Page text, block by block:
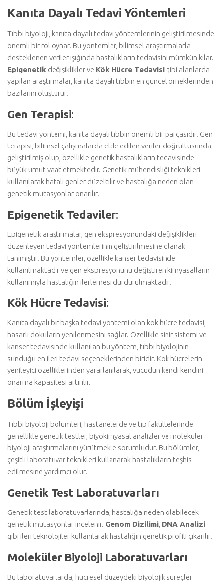
Kanıta Dayalı Tedavi Yöntemleri
Tıbbi biyoloji, kanıta dayalı tedavi yöntemlerinin geliştirilmesinde
önemli bir rol oynar. Bu yöntemler, bilimsel araştırmalarla
desteklenen veriler ışığında hastalıkların tedavisini mümkün kılar.
Epigenetik değişiklikler ve Kök Hücre Tedavisi gibi alanlarda
yapılan araştırmalar, kanıta dayalı tıbbın en güncel örneklerinden
bazılarını oluşturur.
Gen Terapisi:
Bu tedavi yöntemi, kanıta dayalı tıbbın önemli bir parçasıdır. Gen
terapisi, bilimsel çalışmalarda elde edilen veriler doğrultusunda
geliştirilmiş olup, özellikle genetik hastalıkların tedavisinde
büyük umut vaat etmektedir. Genetik mühendisliği teknikleri
kullanılarak hatalı genler düzeltilir ve hastalığa neden olan
genetik mutasyonlar onarılır.
Epigenetik Tedaviler:
Epigenetik araştırmalar, gen ekspresyonundaki değişiklikleri
düzenleyen tedavi yöntemlerinin geliştirilmesine olanak
tanımıştır. Bu yöntemler, özellikle kanser tedavisinde
kullanılmaktadır ve gen ekspresyonunu değiştiren kimyasalların
kullanımıyla hastalığın ilerlemesi durdurulmaktadır.
Kök Hücre Tedavisi:
Kanıta dayalı bir başka tedavi yöntemi olan kök hücre tedavisi,
hasarlı dokuların yenilenmesini sağlar. Özellikle sinir sistemi ve
kanser tedavisinde kullanılan bu yöntem, tıbbi biyolojinin
sunduğu en ileri tedavi seçeneklerinden biridir. Kök hücrelerin
yenileyici özelliklerinden yararlanılarak, vücudun kendi kendini
onarma kapasitesi artırılır.
Bölüm İşleyişi
Tıbbi biyoloji bölümleri, hastanelerde ve tıp fakültelerinde
genellikle genetik testler, biyokimyasal analizler ve moleküler
biyoloji araştırmalarını yürütmekle sorumludur. Bu bölümler,
çeşitli laboratuvar teknikleri kullanarak hastalıkların teşhis
edilmesine yardımcı olur.
Genetik Test Laboratuvarları
Genetik test laboratuvarlarında, hastalığa neden olabilecek
genetik mutasyonlar incelenir. Genom Dizilimi DNA Analizi
gibi ileri teknolojiler kullanılarak hastalığın genetik profili çıkarılır.
Moleküler Biyoloji Laboratuvarları
Bu laboratuvarlarda, hücresel düzeydeki biyolojik süreçler